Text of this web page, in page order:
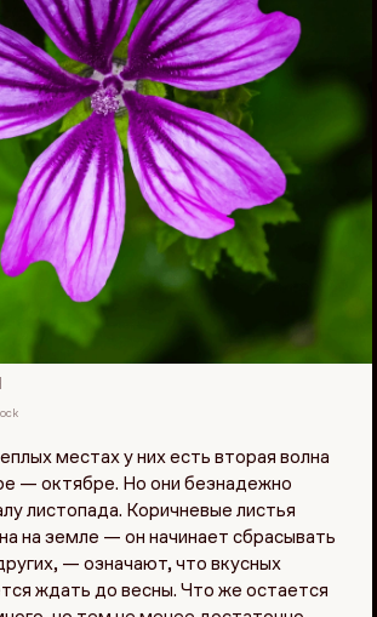
местах у них есть вторая волна
— октябре. Но они безнадежно
листопада. Коричневые листья
на земле — он начинает сбрасывать
— означают, что вкусных
ждать до весны. Что же остается